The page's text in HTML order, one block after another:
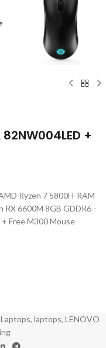
82NW004LED +
Ryzen 7 5800H-RAM
RX 6600M 8GB GDDR6 -
+ Free M300 Mouse
, laptops, LENOVO